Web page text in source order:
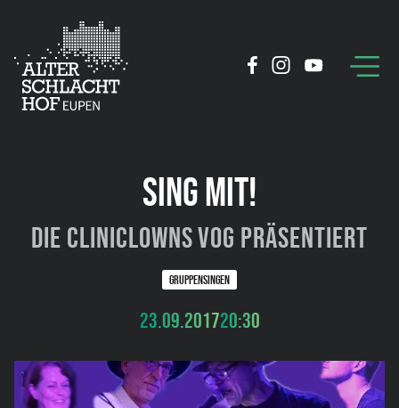
SING MIT!
Die Cliniclowns VoG präsentiert
GRUPPENSINGEN
23.09.201720:30